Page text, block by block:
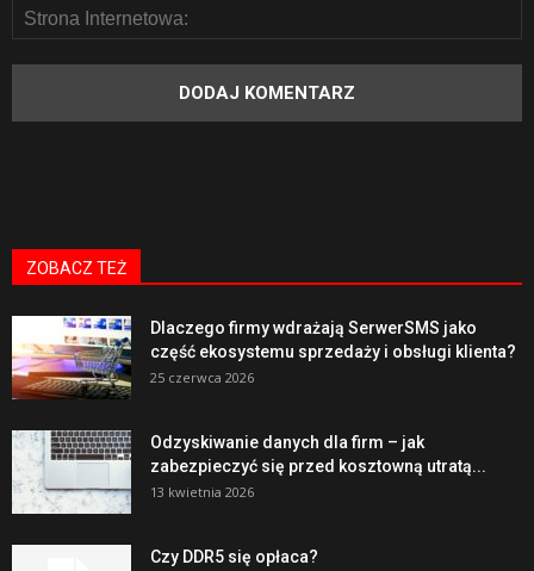
ZOBACZ TEŻ
Dlaczego firmy wdrażają SerwerSMS jako
część ekosystemu sprzedaży i obsługi klienta?
25 czerwca 2026
Odzyskiwanie danych dla firm – jak
zabezpieczyć się przed kosztowną utratą...
13 kwietnia 2026
Czy DDR5 się opłaca?